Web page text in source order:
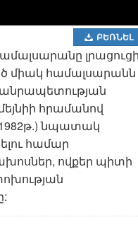
ԲԵՌՆԵԼ
միակ համալսարանն
հրամանով
1982թ.) նպատակ
համար
ովքեր պիտի